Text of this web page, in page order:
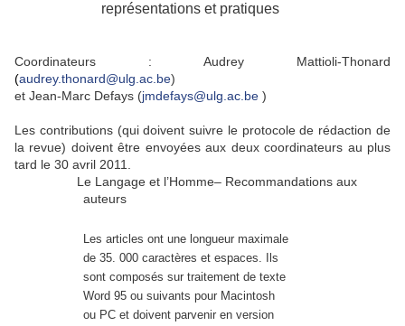
représentations et pratiques
Coordinateurs : Audrey Mattioli-Thonard
(audrey.thonard@ulg.ac.be)
et Jean-Marc Defays (jmdefays@ulg.ac.be )
Les contributions (qui doivent suivre le protocole de rédaction de
la revue) doivent être envoyées aux deux coordinateurs au plus
tard le 30 avril 2011.
Le Langage et l’Homme– Recommandations aux
auteurs
Les articles ont une longueur maximale
de 35. 000 caractères et espaces. Ils
sont composés sur traitement de texte
Word 95 ou suivants pour Macintosh
ou PC et doivent parvenir en version